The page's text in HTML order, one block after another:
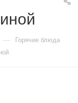
— Горячие блюда